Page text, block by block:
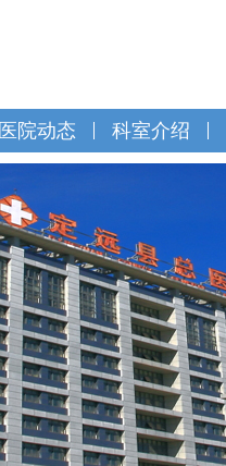
医院动态 科室介绍